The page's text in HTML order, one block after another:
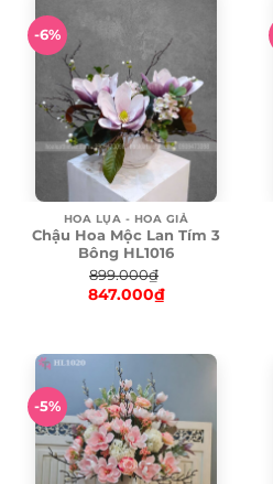
-6%
HOA LỤA - HOA GIẢ
Chậu Hoa Mộc Lan Tím 3
Bông HL1016
899.000₫
Original
899.000₫.
847.000₫
is:
847.000₫.
-5%